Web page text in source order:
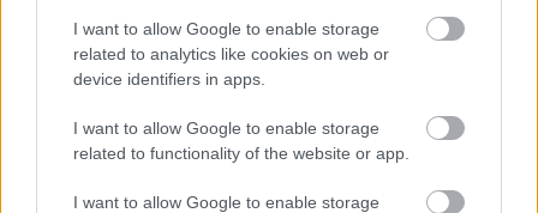
I want to allow Google to enable storage
related to analytics like cookies on web or
device identifiers in apps.
I want to allow Google to enable storage
related to functionality of the website or app.
I want to allow Google to enable storage
Uniós források: íme a teendők, amelyek a
pénzek érkezéséhez még szükségesek
ELEMZÉSEK 2026. júl. 20.